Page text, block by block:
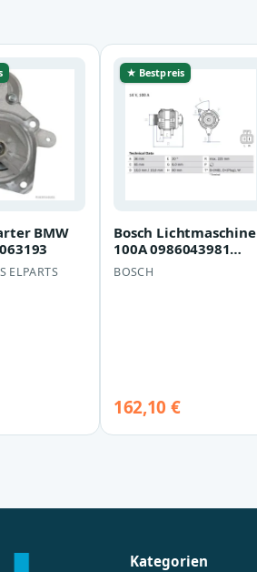
BMW
ELPARTS
★ Bestpreis
Bosch Lichtmaschine
100A 0986043981
Honda Civic Opel
Astra Combo Corsa…
BOSCH
162,10 €
Kategorien